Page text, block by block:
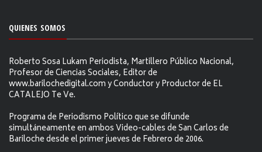
QUIENES SOMOS
Roberto Sosa Lukam Periodista, Martillero Público Nacional,
Profesor de Ciencias Sociales, Editor de
www.barilochedigital.com y Conductor y Productor de EL
CATALEJO Te Ve.
Programa de Periodismo Político que se difunde
simultáneamente en ambos Video-cables de San Carlos de
Bariloche desde el primer jueves de Febrero de 2006.